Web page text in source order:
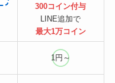
300コイン付与
LINE追加で
最大1万コイン
1円～